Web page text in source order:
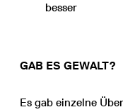
besser
GAB ES GEWALT?
Es gab einzelne